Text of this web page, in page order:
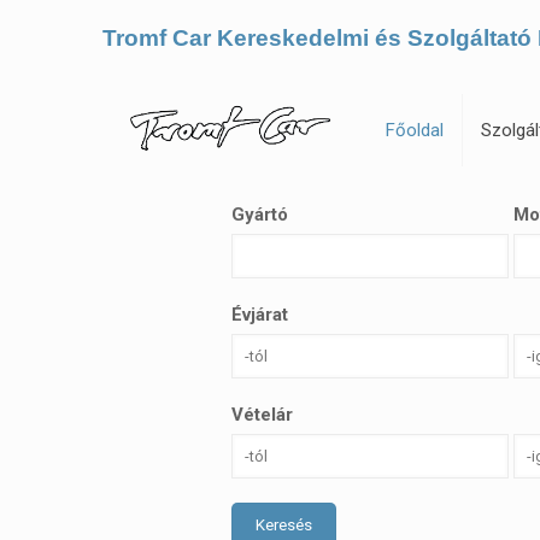
Tromf Car Kereskedelmi és Szolgáltató
Főoldal
Gyártó
Évjárat
Vételár
Keresés